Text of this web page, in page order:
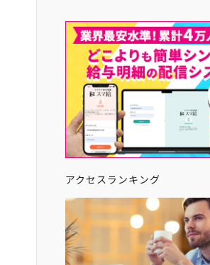
アクセスランキング